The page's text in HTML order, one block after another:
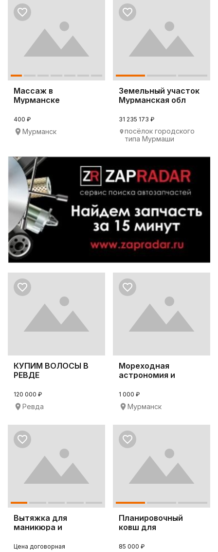
Массаж в
Мурманске
400 ₽
Мурманск
Земельный участок
Мурманская обл
31 235 173 ₽
посёлок городского
типа Мурмаши
КУПИМ ВОЛОСЫ В
РЕВДЕ
120 000 ₽
Ревда
Мореходная
астрономия и
1 000 ₽
Мурманск
Вытяжка для
маникюра и
Alize
Цена договорная
Планировочный
ковш для
JS240
85 000 ₽